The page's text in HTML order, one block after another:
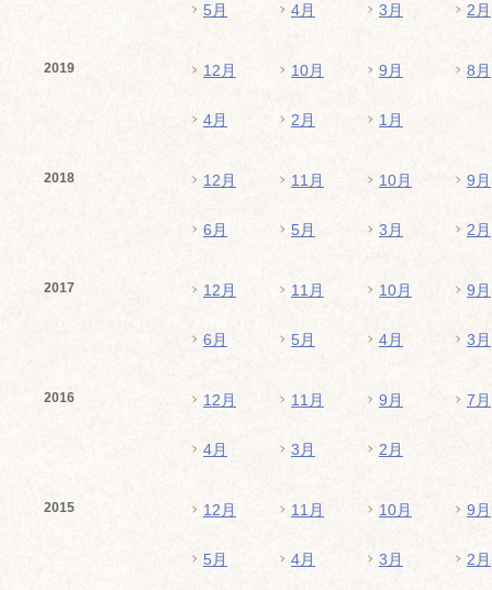
5月 4月 3月 2月
2019 12月 10月 9月 8月
4月 2月 1月
2018 12月 11月 10月 9月
6月 5月 3月 2月
2017 12月 11月 10月 9月
6月 5月 4月 3月
2016 12月 11月 9月 7月
4月 3月 2月
2015 12月 11月 10月 9月
5月 4月 3月 2月